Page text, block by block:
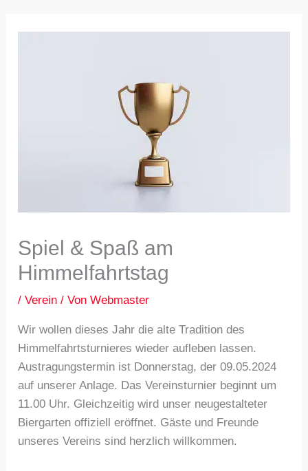
Spiel & Spaß am
Himmelfahrtstag
/Verein / VonWebmaster
Wir wollen dieses Jahr die alte Tradition des
Himmelfahrtsturnieres wieder aufleben lassen.
Austragungstermin ist Donnerstag, der 09.05.2024
auf unserer Anlage. Das Vereinsturnier beginnt um
11.00 Uhr. Gleichzeitig wird unser neugestalteter
Biergarten offiziell eröffnet. Gäste und Freunde
unseres Vereins sind herzlich willkommen.